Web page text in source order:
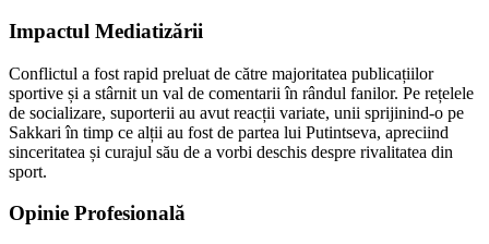
Impactul Mediatizării
Conflictul a fost rapid preluat de către majoritatea publicațiilor
sportive și a stârnit un val de comentarii în rândul fanilor. Pe rețelele
de socializare, suporterii au avut reacții variate, unii sprijinind-o pe
Sakkari în timp ce alții au fost de partea lui Putintseva, apreciind
sinceritatea și curajul său de a vorbi deschis despre rivalitatea din
sport.
Opinie Profesională